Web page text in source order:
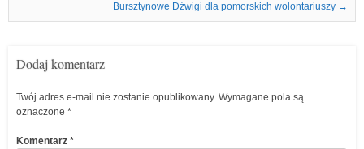
Bursztynowe Dźwigi dla pomorskich wolontariuszy →
Dodaj komentarz
Twój adres e-mail nie zostanie opublikowany. Wymagane pola są
oznaczone *
Komentarz *